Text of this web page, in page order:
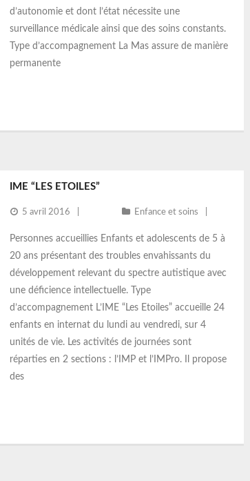
d’autonomie et dont l’état nécessite une
surveillance médicale ainsi que des soins constants.
Type d’accompagnement La Mas assure de manière
permanente
IME “LES ETOILES”
5 avril 2016 Enfance et soins
Personnes accueillies Enfants et adolescents de 5 à
20 ans présentant des troubles envahissants du
développement relevant du spectre autistique avec
une déficience intellectuelle. Type
d’accompagnement L’IME “Les Etoiles” accueille 24
enfants en internat du lundi au vendredi, sur 4
unités de vie. Les activités de journées sont
réparties en 2 sections : l’IMP et l’IMPro. Il propose
des